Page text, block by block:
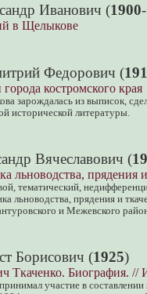
Иванович (1900
в Щелыкове
Федорович (
костромского края
зарождалась из выписок,
исторической литературы.
Вячеславович (
льноводства, прядения
тематический,
льноводства, прядения и
и Межевского
Борисович (1925)
Ткаченко. Биография. //
участие в